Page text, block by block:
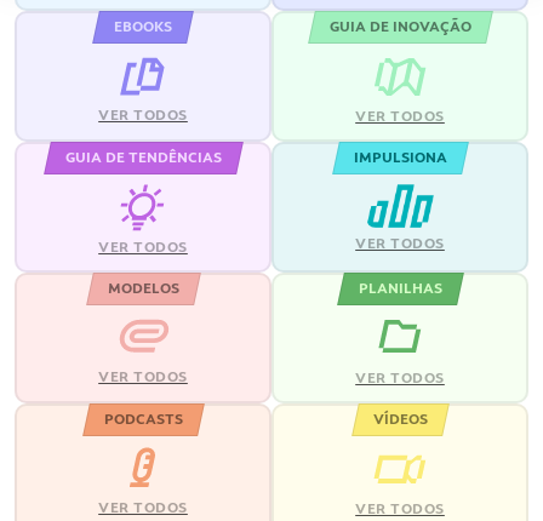
EBOOKS
VER TODOS
GUIA DE INOVAÇÃO
VER TODOS
GUIA DE TENDÊNCIAS
VER TODOS
IMPULSIONA
VER TODOS
MODELOS
VER TODOS
PLANILHAS
VER TODOS
PODCASTS
VER TODOS
VÍDEOS
VER TODOS